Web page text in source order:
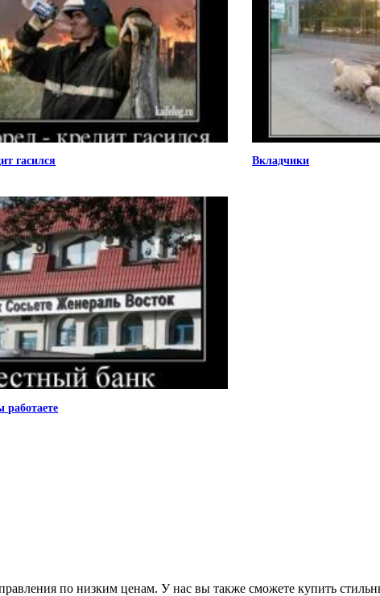
гасился Вкладчики
по низким ценам. У нас вы также сможете купить